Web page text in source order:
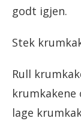
godt igjen.
Stek
Rull
krumkakene
lage